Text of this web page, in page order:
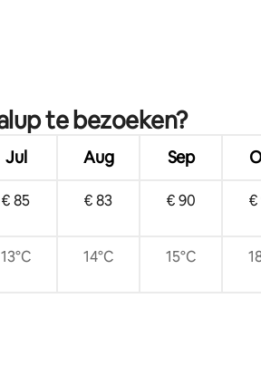
te bezoeken?
Jul Aug Sep
€ 85 € 83 € 90 €
13°C 14°C 15°C